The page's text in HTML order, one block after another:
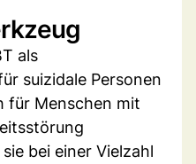
als
suizidale Personen
für Menschen mit
bei einer Vielzahl